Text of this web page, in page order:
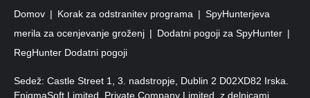
Domov Korak za odstranitev programa
SpyHunterjeva
merila za ocenjevanje groženj
Dodatni pogoji za SpyHunter
RegHunter Dodatni pogoji
Sedež: Castle Street 1, 3. nadstropje, Dublin 2 D02XD82 Irska.
EnigmaSoft Limited, Private Company Limited, z delnicami,